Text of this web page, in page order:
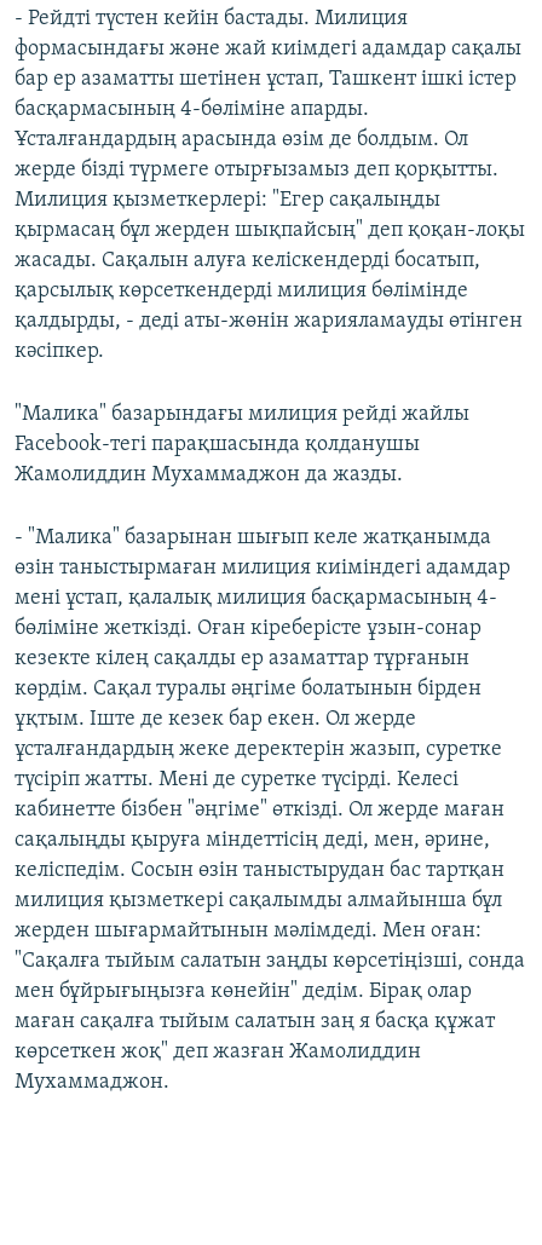
- Рейдті түстен кейін бастады. Милиция
формасындағы және жай киімдегі адамдар сақалы
бар ер азаматты шетінен ұстап, Ташкент ішкі істер
басқармасының 4-бөліміне апарды.
Ұсталғандардың арасында өзім де болдым. Ол
жерде бізді түрмеге отырғызамыз деп қорқытты.
Милиция қызметкерлері: "Егер сақалыңды
қырмасаң бұл жерден шықпайсың" деп қоқан-лоқы
жасады. Сақалын алуға келіскендерді босатып,
қарсылық көрсеткендерді милиция бөлімінде
қалдырды, - деді аты-жөнін жарияламауды өтінген
кәсіпкер.
"Малика" базарындағы милиция рейді жайлы
Facebook-тегі парақшасында қолданушы
Жамолиддин Мухаммаджон да жазды.
- "Малика" базарынан шығып келе жатқанымда
өзін таныстырмаған милиция киіміндегі адамдар
мені ұстап, қалалық милиция басқармасының 4-
бөліміне жеткізді. Оған кіреберісте ұзын-сонар
кезекте кілең сақалды ер азаматтар тұрғанын
көрдім. Сақал туралы әңгіме болатынын бірден
ұқтым. Іште де кезек бар екен. Ол жерде
ұсталғандардың жеке деректерін жазып, суретке
түсіріп жатты. Мені де суретке түсірді. Келесі
кабинетте бізбен "әңгіме" өткізді. Ол жерде маған
сақалыңды қыруға міндеттісің деді, мен, әрине,
келіспедім. Сосын өзін таныстырудан бас тартқан
милиция қызметкері сақалымды алмайынша бұл
жерден шығармайтынын мәлімдеді. Мен оған:
"Сақалға тыйым салатын заңды көрсетіңізші, сонда
мен бұйрығыңызға көнейін" дедім. Бірақ олар
маған сақалға тыйым салатын заң я басқа құжат
көрсеткен жоқ" деп жазған Жамолиддин
Мухаммаджон.